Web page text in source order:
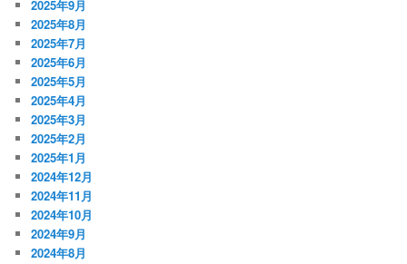
2025年9月
2025年8月
2025年7月
2025年6月
2025年5月
2025年4月
2025年3月
2025年2月
2025年1月
2024年12月
2024年11月
2024年10月
2024年9月
2024年8月